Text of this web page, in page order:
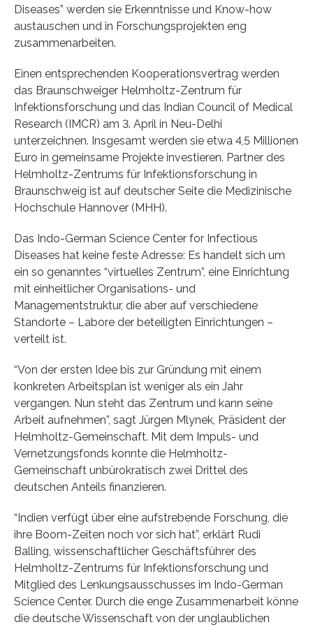
Diseases” werden sie Erkenntnisse und Know-how
austauschen und in Forschungsprojekten eng
zusammenarbeiten.
Einen entsprechenden Kooperationsvertrag werden
das Braunschweiger Helmholtz-Zentrum für
Infektionsforschung und das Indian Council of Medical
Research (IMCR) am 3. April in Neu-Delhi
unterzeichnen. Insgesamt werden sie etwa 4,5 Millionen
Euro in gemeinsame Projekte investieren. Partner des
Helmholtz-Zentrums für Infektionsforschung in
Braunschweig ist auf deutscher Seite die Medizinische
Hochschule Hannover (MHH).
Das Indo-German Science Center for Infectious
Diseases hat keine feste Adresse: Es handelt sich um
ein so genanntes “virtuelles Zentrum”, eine Einrichtung
mit einheitlicher Organisations- und
Managementstruktur, die aber auf verschiedene
Standorte – Labore der beteiligten Einrichtungen –
verteilt ist.
“Von der ersten Idee bis zur Gründung mit einem
konkreten Arbeitsplan ist weniger als ein Jahr
vergangen. Nun steht das Zentrum und kann seine
Arbeit aufnehmen”, sagt Jürgen Mlynek, Präsident der
Helmholtz-Gemeinschaft. Mit dem Impuls- und
Vernetzungsfonds konnte die Helmholtz-
Gemeinschaft unbürokratisch zwei Drittel des
deutschen Anteils finanzieren.
“Indien verfügt über eine aufstrebende Forschung, die
ihre Boom-Zeiten noch vor sich hat”, erklärt Rudi
Balling, wissenschaftlicher Geschäftsführer des
Helmholtz-Zentrums für Infektionsforschung und
Mitglied des Lenkungsausschusses im Indo-German
Science Center. Durch die enge Zusammenarbeit könne
die deutsche Wissenschaft von der unglaublichen